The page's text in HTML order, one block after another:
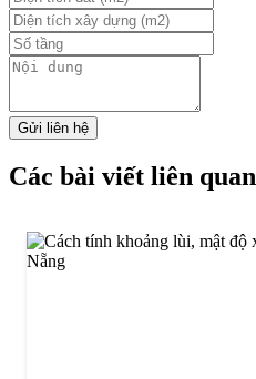
Các bài viết liên quan